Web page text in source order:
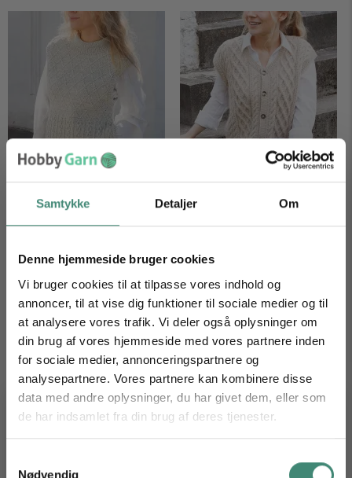
Samtykke Detaljer Om
Denne hjemmeside bruger cookies
Vi bruger cookies til at tilpasse vores indhold og
annoncer, til at vise dig funktioner til sociale medier og til
at analysere vores trafik. Vi deler også oplysninger om
din brug af vores hjemmeside med vores partnere inden
for sociale medier, annonceringspartnere og
analysepartnere. Vores partnere kan kombinere disse
data med andre oplysninger, du har givet dem, eller som
de har indsamlet fra din brug af deres tjenester.
Nødvendig
Diamond Sky Poetry Reading
Country Muse Country Muse Cardigan
Email